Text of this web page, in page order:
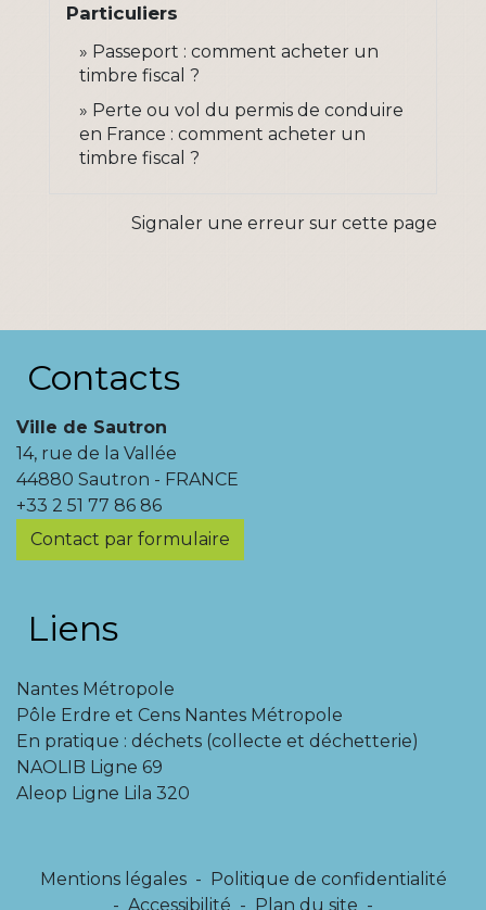
Particuliers
Passeport : comment acheter un
timbre fiscal ?
Perte ou vol du permis de conduire
en France : comment acheter un
timbre fiscal ?
Signaler une erreur sur cette page
Contacts
Ville de Sautron
14, rue de la Vallée
44880 Sautron - FRANCE
+33 2 51 77 86 86
Contact par formulaire
Liens
Nantes Métropole
Pôle Erdre et Cens Nantes Métropole
En pratique : déchets (collecte et déchetterie)
NAOLIB Ligne 69
Aleop Ligne Lila 320
Mentions légales - Politique de confidentialité
- Accessibilité - Plan du site -